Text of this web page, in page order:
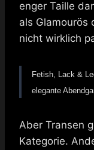
enger Taille
als Glamourös
nicht wirklich
Fetish, Lack &
elegante
Aber Transen
Kategorie.